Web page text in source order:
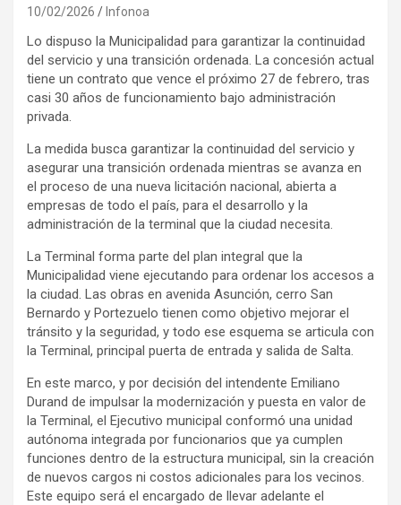
10/02/2026 Infonoa
Lo dispuso la Municipalidad para garantizar la continuidad
del servicio y una transición ordenada. La concesión actual
tiene un contrato que vence el próximo 27 de febrero, tras
casi 30 años de funcionamiento bajo administración
privada.
La medida busca garantizar la continuidad del servicio y
asegurar una transición ordenada mientras se avanza en
el proceso de una nueva licitación nacional, abierta a
empresas de todo el país, para el desarrollo y la
administración de la terminal que la ciudad necesita.
La Terminal forma parte del plan integral que la
Municipalidad viene ejecutando para ordenar los accesos a
la ciudad. Las obras en avenida Asunción, cerro San
Bernardo y Portezuelo tienen como objetivo mejorar el
tránsito y la seguridad, y todo ese esquema se articula con
la Terminal, principal puerta de entrada y salida de Salta.
En este marco, y por decisión del intendente Emiliano
Durand de impulsar la modernización y puesta en valor de
la Terminal, el Ejecutivo municipal conformó una unidad
autónoma integrada por funcionarios que ya cumplen
funciones dentro de la estructura municipal, sin la creación
de nuevos cargos ni costos adicionales para los vecinos.
Este equipo será el encargado de llevar adelante el